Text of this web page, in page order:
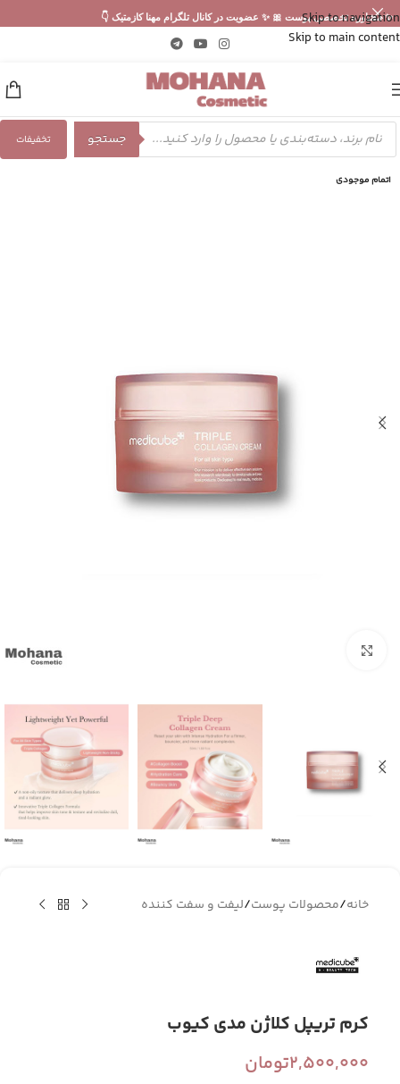
Skip to navigation
Skip to main content
✨ مشاوره تخصصی پوست 🎀 ✨ عضویت در کانال تلگرام مهنا کازمتیک 👇
جستجو تخفیفات
اتمام موجودی
خانه/محصولات پوست/لیفت و سفت کننده
کرم تریپل کلاژن مدی کیوب
2,500,000تومان